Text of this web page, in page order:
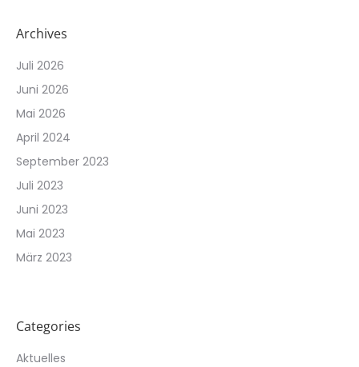
Archives
Juli 2026
Juni 2026
Mai 2026
April 2024
September 2023
Juli 2023
Juni 2023
Mai 2023
März 2023
Categories
Aktuelles